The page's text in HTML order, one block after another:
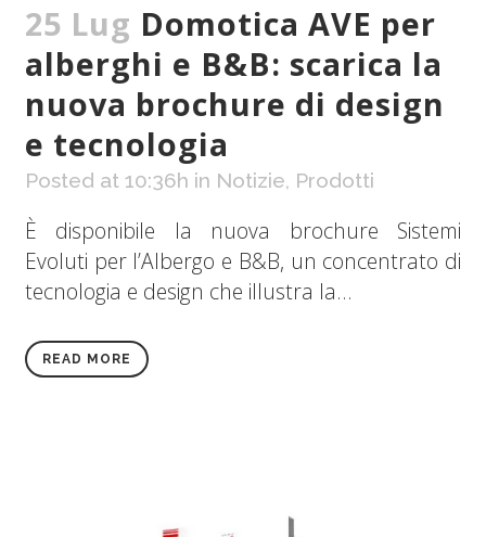
25 Lug Domotica AVE per
alberghi e B&B: scarica la
nuova brochure di design
e tecnologia
Posted at 10:36h in Notizie, Prodotti
È disponibile la nuova brochure Sistemi
Evoluti per l’Albergo e B&B, un concentrato di
tecnologia e design che illustra la...
READ MORE